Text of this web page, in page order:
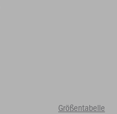
Größentabelle